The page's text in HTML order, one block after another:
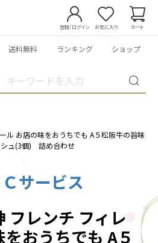
登録/ログイン お気に入り カート
送料無料 ランキング ショップ
ル お店の味をおうちでも A５松阪⽜の旨味
シュ(3個) 詰め合わせ
サービス
フレンチ フィレ
おうちでも A５